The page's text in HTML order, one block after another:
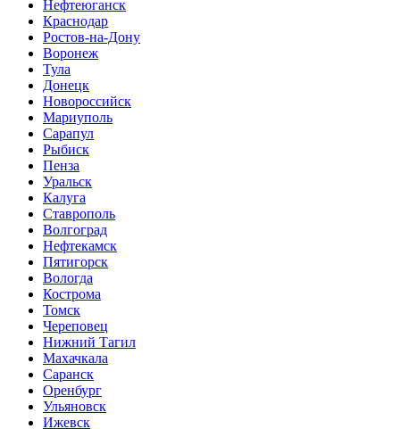
Нефтеюганск
Краснодар
Ростов-на-Дону
Воронеж
Тула
Донецк
Новороссийск
Мариуполь
Сарапул
Рыбиск
Пенза
Уральск
Калуга
Ставрополь
Волгоград
Нефтекамск
Пятигорск
Вологда
Кострома
Томск
Череповец
Нижний Тагил
Махачкала
Саранск
Оренбург
Ульяновск
Ижевск